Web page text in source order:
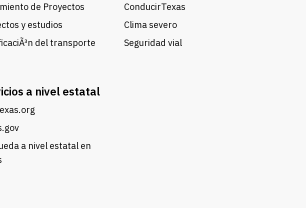
de Proyectos
y estudios
del transporte
ConducirTexas
Clima severo
Seguridad vial
a nivel estatal
a nivel estatal en